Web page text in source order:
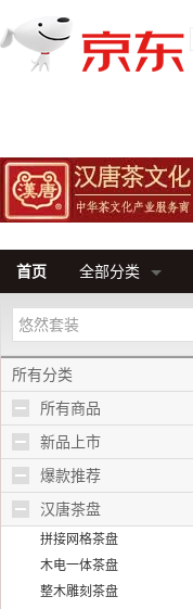
首页 全部分类
所有分类
所有商品
新品上市
爆款推荐
汉唐茶盘
拼接网格茶盘
木电一体茶盘
整木雕刻茶盘